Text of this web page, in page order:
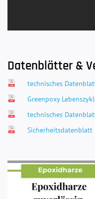
Datenblätter &
technisches
Greenpoxy
technisches
Sicherheitsdatenblatt